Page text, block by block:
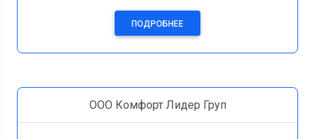
ПОДРОБНЕЕ
ООО Комфорт Лидер Груп